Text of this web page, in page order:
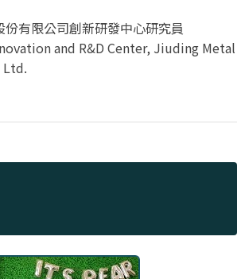
有限公司創新研發中心研究員
and R&D Center, Jiuding Metal
Ltd.